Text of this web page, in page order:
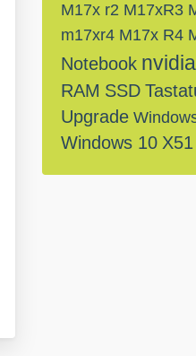
M17x r2 M17xR3
m17xr4 M17x R4
Notebook nvidia
RAM SSD
Upgrade
Windows 10 X51